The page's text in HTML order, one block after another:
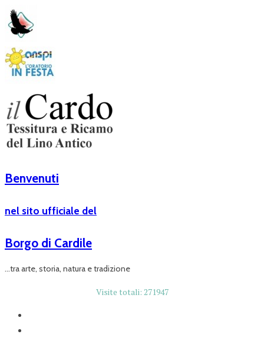
Benvenuti
nel sito ufficiale del
Borgo di Cardile
...tra arte, storia, natura e tradizione
Visite totali: 271947